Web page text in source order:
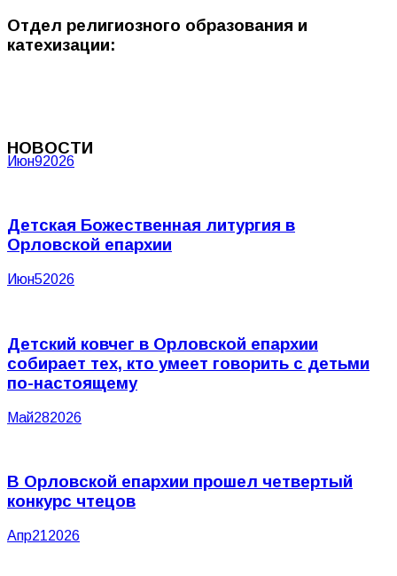
Отдел религиозного образования и
катехизации:
НОВОСТИ
Июн92026
Детская Божественная литургия в
Орловской епархии
Июн52026
Детский ковчег в Орловской епархии
собирает тех, кто умеет говорить с детьми
по-настоящему
Май282026
В Орловской епархии прошел четвертый
конкурс чтецов
Апр212026